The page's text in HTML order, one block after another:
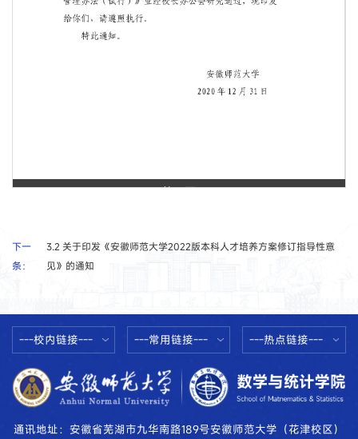
第 1 页
下一
条：
3.2 关于印发《安徽师范大学2022版本科人才培养方案修订指导性意
见》的通知
---校内链接--- ---常用链接--- ---热点链接---
通讯地址：安徽省芜湖市九华南路189号安徽师范大学（花津校区）